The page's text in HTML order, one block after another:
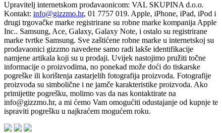
Upravitelj internetskom prodavaonicom: VAL SKUPINA d.o.o.
Kontakt: info@gizzmo.hr, 01 7757 019. Apple, iPhone, iPad, iPod i
drugi trgovačke marke registrirane su robne marke kompanija Apple
Inc.. Samsung, Ace, Galaxy, Galaxy Note, i ostalo su registrirane
marke tvrtke Samsung. Sve zaštićene robne marke u internetskoj su
prodavaonici gizzmo navedene samo radi lakše identifikacije
namjene artikala koji su u prodaji. Uvijek nastojimo pružiti točne
informacije o proizvodima, no ponekad može doći do tiskarske
pogreške ili korištenja zastarjelih fotografija proizvoda. Fotografije
proizvoda su simbolične i ne jamče karakteristike proizvoda. Ako
primijetite pogrešku, molimo vas da nas kontaktirate na
info@gizzmo.hr, a mi ćemo Vam omogućiti odustajanje od kupnje te
ispraviti pogrešku u najkraćem mogućem roku.